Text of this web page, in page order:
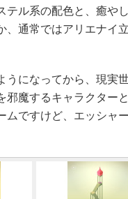
ル系の配色と、癒や
、通常ではアリエナイ
になってから、現実
邪魔するキャラクター
ムですけど、エッシャ